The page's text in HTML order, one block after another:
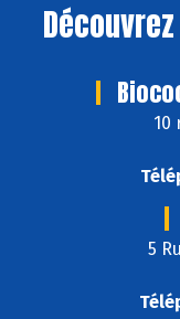
Découvrez
10
5